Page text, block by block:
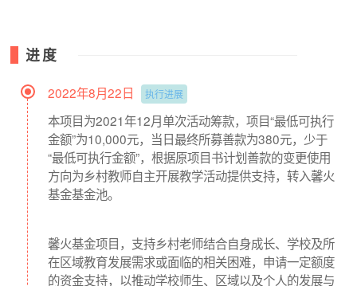
6 公募机构管理费
本项目“最低可执行金额”为10,000元，若最终所募善款少于
“最低可执行金额”，善款的变更使用方向为乡村教师自主开
展教学活动提供支持。
项目反馈
根据国家现行法律法规要求，至少每三个月根据您留下的反
馈路径提供项目进展和动态，并及时做好财务披露。
进度
2022年8月22日 执行进展
本项目为2021年12月单次活动筹款，项目“最低可执行
金额”为10,000元，当日最终所募善款为380元，少于
“最低可执行金额”，根据原项目书计划善款的变更使用
方向为乡村教师自主开展教学活动提供支持，转入馨火
基金基金池。
馨火基金项目，支持乡村老师结合自身成长、学校及所
在区域教育发展需求或面临的相关困难，申请一定额度
的资金支持，以推动学校师生、区域以及个人的发展与